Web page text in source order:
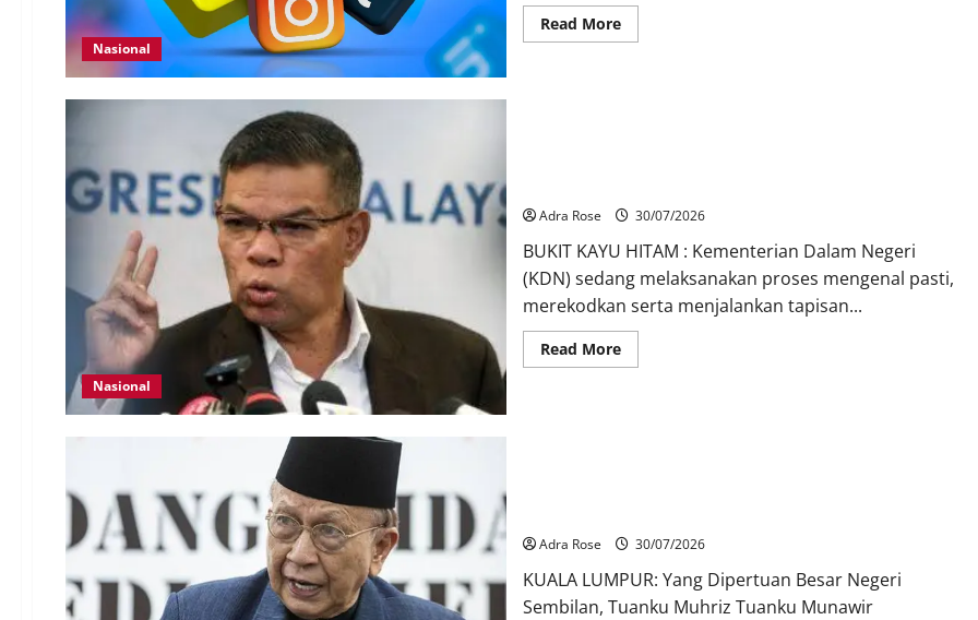
Nasional
Read More
Nasional
Adra Rose 30/07/2026
BUKIT KAYU HITAM : Kementerian Dalam Negeri
(KDN) sedang melaksanakan proses mengenal pasti,
merekodkan serta menjalankan tapisan...
Read More
Adra Rose 30/07/2026
KUALA LUMPUR: Yang Dipertuan Besar Negeri
Sembilan, Tuanku Muhriz Tuanku Munawir